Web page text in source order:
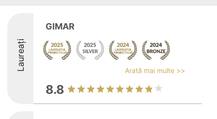
Laureați
GIMAR
Arată mai multe >>
8.8